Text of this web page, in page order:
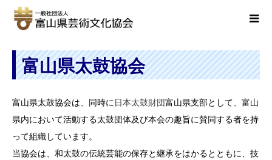
富山県太鼓協会
富山県太鼓協会は、同時に日本太鼓財団富山県支部として、富山
県内において活動する太鼓団体及び本会の趣旨に賛同する者を持
って組織しています。
当協会は、和太鼓の伝統芸能の保存と継承をはかるとともに、技